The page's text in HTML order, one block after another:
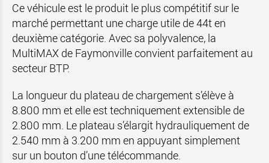
Ce véhicule est le produit le plus compétitif sur le
marché permettant une charge utile de 44t en
deuxième catégorie. Avec sa polyvalence, la
MultiMAX de Faymonville convient parfaitement au
secteur BTP.
La longueur du plateau de chargement s’élève à
8.800 mm et elle est techniquement extensible de
2.800 mm. Le plateau s’élargit hydrauliquement de
2.540 mm à 3.200 mm en appuyant simplement
sur un bouton d’une télécommande.